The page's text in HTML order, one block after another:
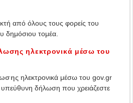
από όλους τους φορείς του
δημόσιου τομέα.
ηλεκτρονικά μέσω του
ηλεκτρονικά μέσω του gov.gr
δήλωση που χρειάζεστε